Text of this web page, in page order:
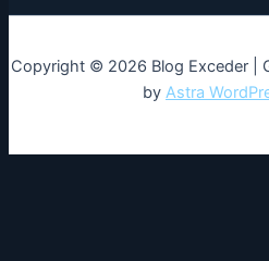
Copyright © 2026 Blog Exceder |
by Astra